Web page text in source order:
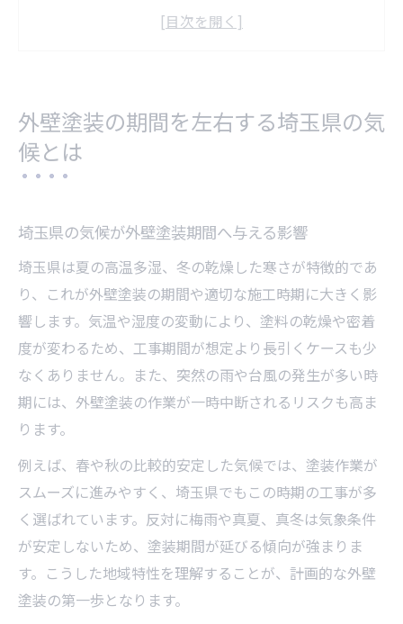
埼玉県特有の天候が塗装に及ぼすリスク
天候が外壁塗装工期に与える影響を徹底解説
外壁塗装工期の遅延を防ぐ天候予測の重要
埼玉県で外壁塗装する際の気象情報活用法
外壁塗装の工期管理と急な天候変化への対
応
外壁塗装に最適な時期を見極めるポイント
外壁塗装にふさわしい季節の見極め方
塗装に向かない月の特徴とその理由
外壁塗装の時期選びと期間短縮の関係性
外壁塗装の期間を考慮したスケジュール構
築法
工事工程ごとに把握したい外壁塗装期間の実態
外壁塗装の各工程で必要な標準的な期間
外壁塗装の期間を左右する埼玉県の気
候とは
埼玉県の気候が外壁塗装期間へ与える影響
埼玉県は夏の高温多湿、冬の乾燥した寒さが特徴的であ
り、これが外壁塗装の期間や適切な施工時期に大きく影
響します。気温や湿度の変動により、塗料の乾燥や密着
度が変わるため、工事期間が想定より長引くケースも少
なくありません。また、突然の雨や台風の発生が多い時
期には、外壁塗装の作業が一時中断されるリスクも高ま
ります。
例えば、春や秋の比較的安定した気候では、塗装作業が
スムーズに進みやすく、埼玉県でもこの時期の工事が多
く選ばれています。反対に梅雨や真夏、真冬は気象条件
が安定しないため、塗装期間が延びる傾向が強まりま
す。こうした地域特性を理解することが、計画的な外壁
塗装の第一歩となります。